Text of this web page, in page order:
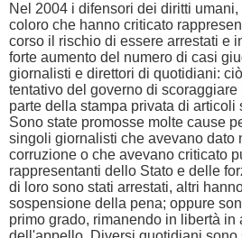
Nel 2004 i difensori dei diritti
coloro che hanno criticato
corso il rischio di essere arrestati e
forte aumento del numero di casi
giornalisti e direttori di quotidiani:
tentativo del governo di
parte della stampa privata di articoli
Sono state promosse molte cause
singoli giornalisti che avevano dato
corruzione o che avevano criticato
rappresentanti dello Stato e delle
di loro sono stati arrestati, altri
sospensione della pena; oppure
primo grado, rimanendo in libertà in